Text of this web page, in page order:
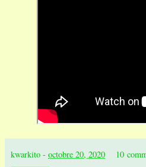
kwarkito - octobre 20, 2020 10